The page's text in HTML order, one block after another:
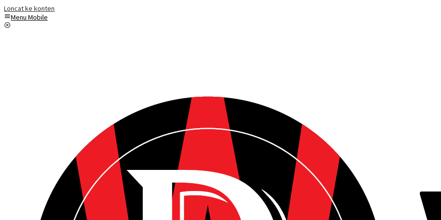
Loncat ke konten
Menu Mobile